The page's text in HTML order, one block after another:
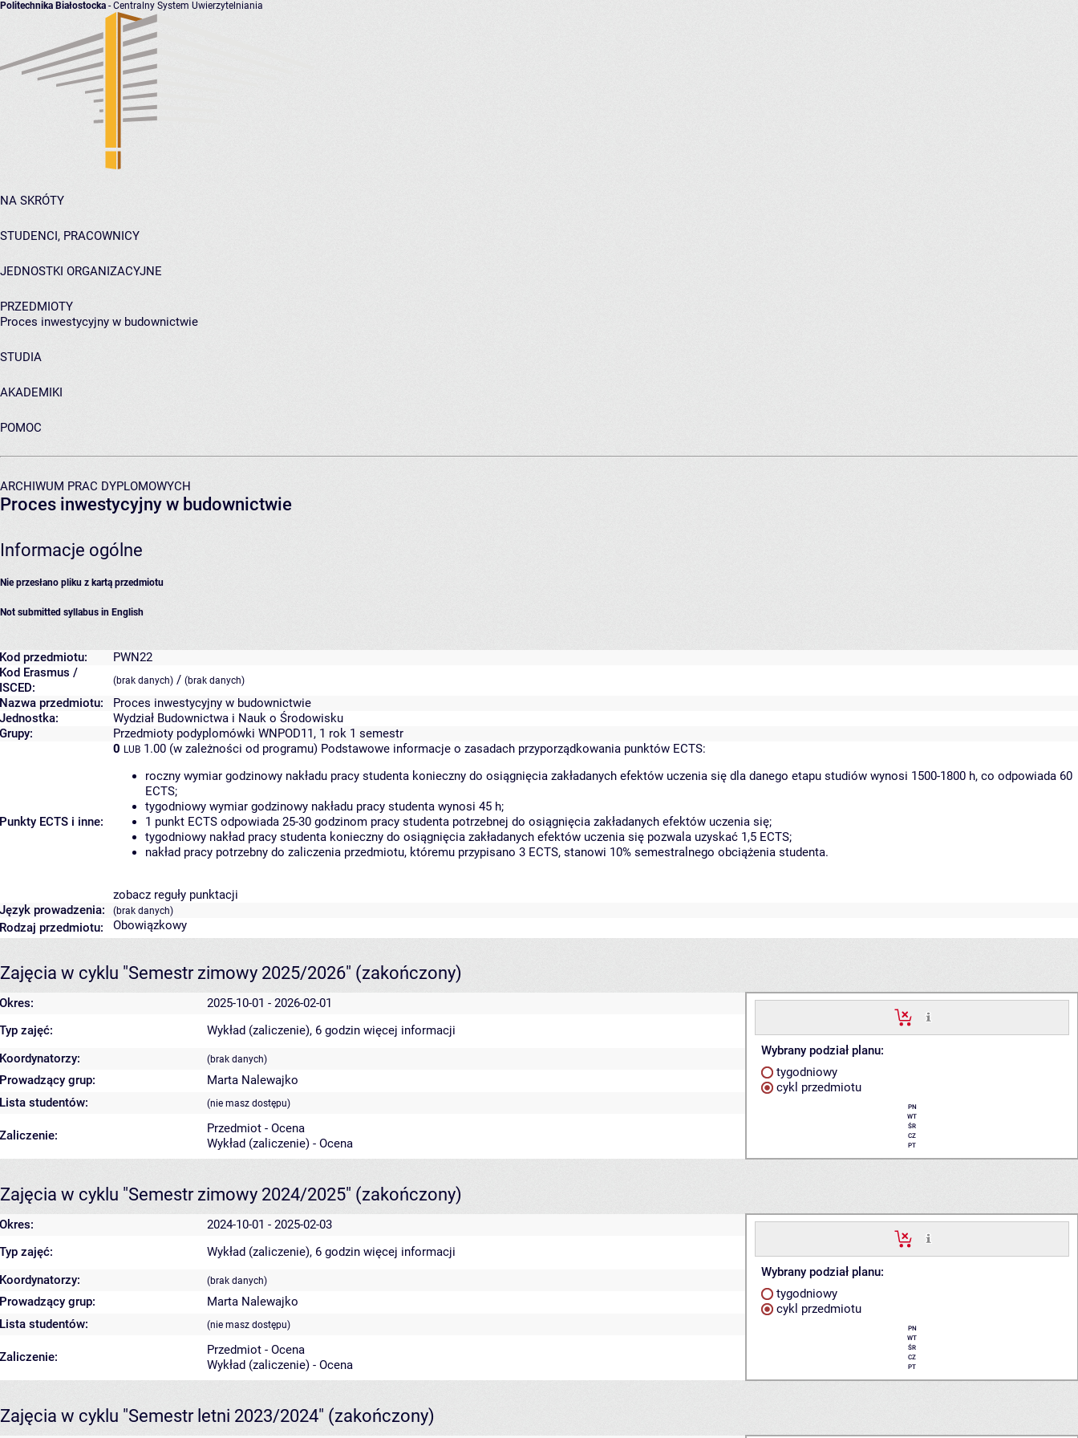
Politechnika Białostocka - Centralny System Uwierzytelniania
NA SKRÓTY
STUDENCI, PRACOWNICY
JEDNOSTKI ORGANIZACYJNE
PRZEDMIOTY
Proces inwestycyjny w budownictwie
STUDIA
AKADEMIKI
POMOC
ARCHIWUM PRAC DYPLOMOWYCH
Proces inwestycyjny w budownictwie
Informacje ogólne
Nie przesłano pliku z kartą przedmiotu
Not submitted syllabus in English
Kod przedmiotu:
PWN22
Kod Erasmus /
ISCED:
(brak danych) / (brak danych)
Nazwa przedmiotu:
Proces inwestycyjny w budownictwie
Jednostka:
Wydział Budownictwa i Nauk o Środowisku
Grupy:
Przedmioty podyplomówki WNPOD11, 1 rok 1 semestr
Punkty ECTS i inne:
0 LUB 1.00 (w zależności od programu) Podstawowe informacje o zasadach przyporządkowania punktów ECTS:
roczny wymiar godzinowy nakładu pracy studenta konieczny do osiągnięcia zakładanych efektów uczenia się dla danego etapu studiów wynosi 1500-1800 h, co odpowiada 60
ECTS;
tygodniowy wymiar godzinowy nakładu pracy studenta wynosi 45 h;
1 punkt ECTS odpowiada 25-30 godzinom pracy studenta potrzebnej do osiągnięcia zakładanych efektów uczenia się;
tygodniowy nakład pracy studenta konieczny do osiągnięcia zakładanych efektów uczenia się pozwala uzyskać 1,5 ECTS;
nakład pracy potrzebny do zaliczenia przedmiotu, któremu przypisano 3 ECTS, stanowi 10% semestralnego obciążenia studenta.
zobacz reguły punktacji
Język prowadzenia:
(brak danych)
Rodzaj przedmiotu: Obowiązkowy
Zajęcia w cyklu "Semestr zimowy 2025/2026" (zakończony)
Okres: 2025-10-01 - 2026-02-01
Wybrany podział planu:
tygodniowy
cykl przedmiotu
PN
WT
ŚR
CZ
PT
Typ zajęć: Wykład (zaliczenie), 6 godzin więcej informacji
Koordynatorzy:
(brak danych)
Prowadzący grup:
Marta Nalewajko
Lista studentów:
(nie masz dostępu)
Zaliczenie:
Przedmiot - Ocena
Wykład (zaliczenie) - Ocena
Zajęcia w cyklu "Semestr zimowy 2024/2025" (zakończony)
Okres: 2024-10-01 - 2025-02-03
Wybrany podział planu:
tygodniowy
cykl przedmiotu
PN
WT
ŚR
CZ
PT
Typ zajęć: Wykład (zaliczenie), 6 godzin więcej informacji
Koordynatorzy:
(brak danych)
Prowadzący grup:
Marta Nalewajko
Lista studentów:
(nie masz dostępu)
Zaliczenie:
Przedmiot - Ocena
Wykład (zaliczenie) - Ocena
Zajęcia w cyklu "Semestr letni 2023/2024" (zakończony)